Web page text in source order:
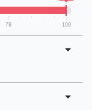
78 100